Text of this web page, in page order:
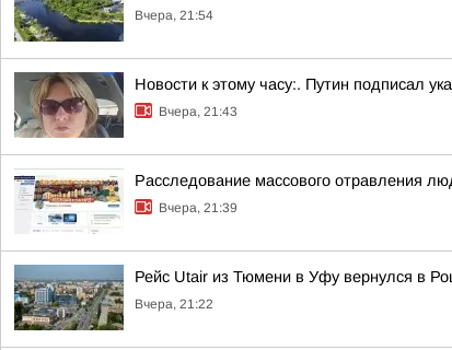
Вчера, 21:54
Новости к этому часу:. Путин подписал
Вчера, 21:43
Расследование массового отравления
Вчера, 21:39
Рейс Utair из Тюмени в Уфу вернулся в
Вчера, 21:22